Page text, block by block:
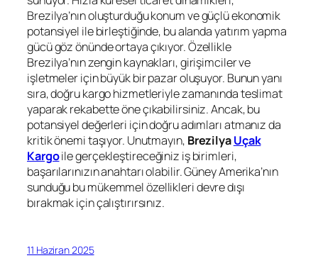
Brezilya’nın oluşturduğu konum ve güçlü ekonomik
potansiyel ile birleştiğinde, bu alanda yatırım yapma
gücü göz önünde ortaya çıkıyor. Özellikle
Brezilya’nın zengin kaynakları, girişimciler ve
işletmeler için büyük bir pazar oluşuyor. Bunun yanı
sıra, doğru kargo hizmetleriyle zamanında teslimat
yaparak rekabette öne çıkabilirsiniz. Ancak, bu
potansiyel değerleri için doğru adımları atmanız da
kritik önemi taşıyor. Unutmayın, BrezilyaUçak
Kargoile gerçekleştireceğiniz iş birimleri,
başarılarınızın anahtarı olabilir. Güney Amerika’nın
sunduğu bu mükemmel özellikleri devre dışı
bırakmak için çalıştırırsınız.
11 Haziran 2025